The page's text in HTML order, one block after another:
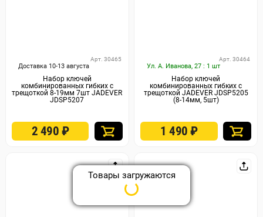
Доставка 10-13 августа
Арт. 30465
Набор ключей
комбинированных гибких с
трещоткой 8-19мм 7шт JADEVER
JDSP5207
2 490 ₽
Ул. А. Иванова, 27 : 1 шт
Арт. 30464
Набор ключей
комбинированных гибких с
трещоткой JADEVER JDSP5205
(8-14мм, 5шт)
1 490₽
Товары загружаются